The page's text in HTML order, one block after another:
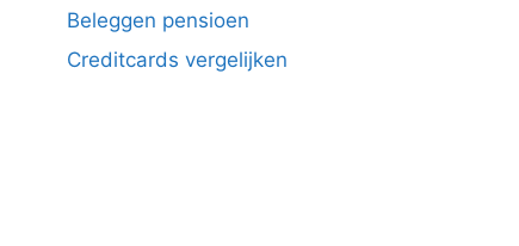
Beleggen pensioen
Creditcards vergelijken